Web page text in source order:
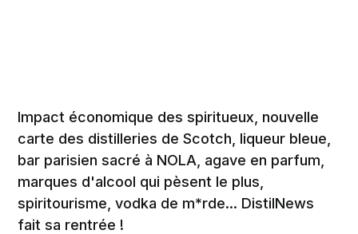
Impact économique des spiritueux, nouvelle
carte des distilleries de Scotch, liqueur bleue,
bar parisien sacré à NOLA, agave en parfum,
marques d'alcool qui pèsent le plus,
spiritourisme, vodka de m*rde... DistilNews
fait sa rentrée !